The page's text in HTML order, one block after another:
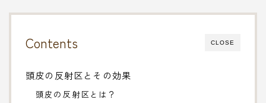
CLOSE
Contents
頭皮の反射区とその効果
頭皮の反射区とは？